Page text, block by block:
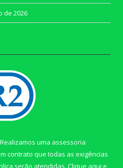
de 2026
uma assessoria
contrato que todas as exigências
serão atendidas. Clique aqui e